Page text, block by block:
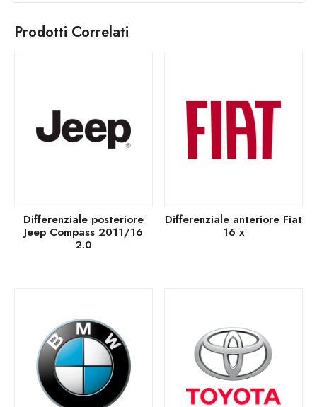
Prodotti Correlati
Differenziale posteriore
Jeep Compass 2011/16
2.0
Differenziale anteriore Fiat
16 x